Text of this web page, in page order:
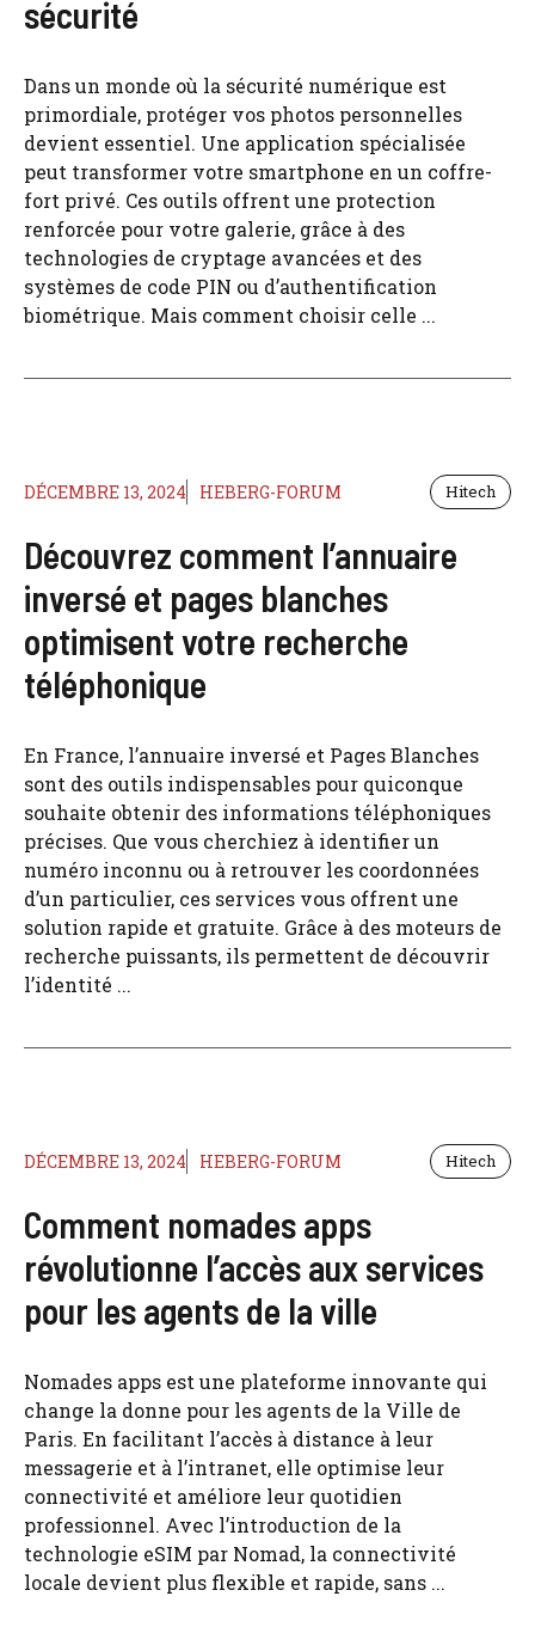
sécurité
Dans un monde où la sécurité numérique est
primordiale, protéger vos photos personnelles
devient essentiel. Une application spécialisée
peut transformer votre smartphone en un coffre-
fort privé. Ces outils offrent une protection
renforcée pour votre galerie, grâce à des
technologies de cryptage avancées et des
systèmes de code PIN ou d’authentification
biométrique. Mais comment choisir celle ...
DÉCEMBRE 13, 2024 HEBERG-FORUM Hitech
Découvrez comment l’annuaire
inversé et pages blanches
optimisent votre recherche
téléphonique
En France, l’annuaire inversé et Pages Blanches
sont des outils indispensables pour quiconque
souhaite obtenir des informations téléphoniques
précises. Que vous cherchiez à identifier un
numéro inconnu ou à retrouver les coordonnées
d’un particulier, ces services vous offrent une
solution rapide et gratuite. Grâce à des moteurs de
recherche puissants, ils permettent de découvrir
l’identité ...
DÉCEMBRE 13, 2024 HEBERG-FORUM Hitech
Comment nomades apps
révolutionne l’accès aux services
pour les agents de la ville
Nomades apps est une plateforme innovante qui
change la donne pour les agents de la Ville de
Paris. En facilitant l’accès à distance à leur
messagerie et à l’intranet, elle optimise leur
connectivité et améliore leur quotidien
professionnel. Avec l’introduction de la
technologie eSIM par Nomad, la connectivité
locale devient plus flexible et rapide, sans ...